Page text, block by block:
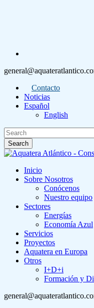
Contacto
Noticias
Español
English
Search
Close
Menu
Inicio
Sobre Nosotros
Conócenos
Nuestro equipo
Sectores
Energías
Economía Azul
Servicios
Proyectos
Aquatera en Europa
Otros
I+D+i
Formación y